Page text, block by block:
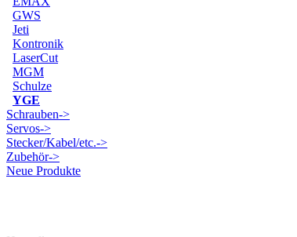
GWS
Jeti
Kontronik
LaserCut
MGM
Schulze
YGE
Schrauben->
Servos->
Stecker/Kabel/etc.->
Zubehör->
Neue Produkte